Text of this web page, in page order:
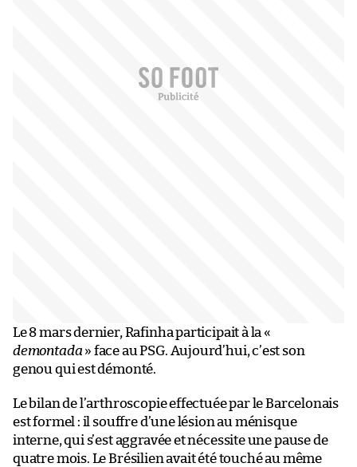
Le 8 mars dernier, Rafinha participait à la «
demontada » face au PSG. Aujourd’hui, c’est son
genou qui est démonté.
Le bilan de l’arthroscopie effectuée par le Barcelonais
est formel : il souffre d’une lésion au ménisque
interne, qui s’est aggravée et nécessite une pause de
quatre mois. Le Brésilien avait été touché au même